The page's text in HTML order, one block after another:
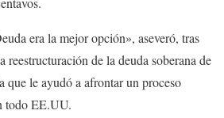
era la mejor opción», aseveró, tras
reestructuración de la deuda soberana de
que le ayudó a afrontar un proceso
todo EE.UU.